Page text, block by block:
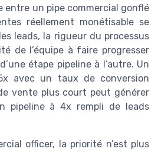
entre un pipe commercial gonflé
réellement monétisable se
leads, la rigueur du processus
de l’équipe à faire progresser
étape pipeline à l’autre. Un
avec un taux de conversion
vente plus court peut générer
pipeline à 4x rempli de leads
officer, la priorité n’est plus